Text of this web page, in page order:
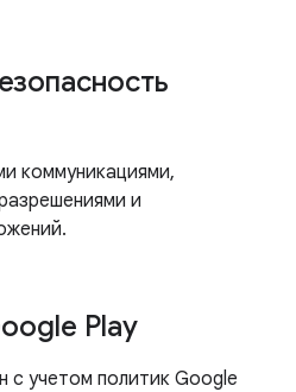
коммуникациями,
и
Play
с учетом политик Google